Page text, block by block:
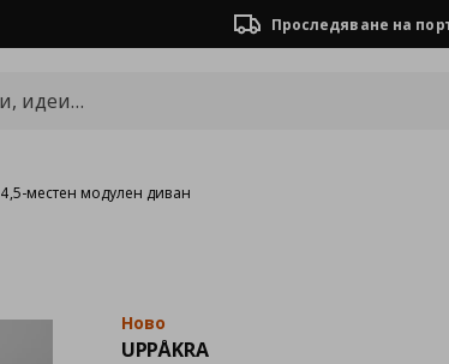
Проследяване на
4,5-местен модулен диван
Ново
UPPÅKRA